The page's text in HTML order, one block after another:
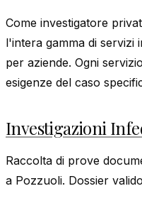
Come investigatore
l'intera gamma di servizi
per aziende. Ogni
esigenze del caso
Investigazioni
Raccolta di prove
a Pozzuoli. Dossier